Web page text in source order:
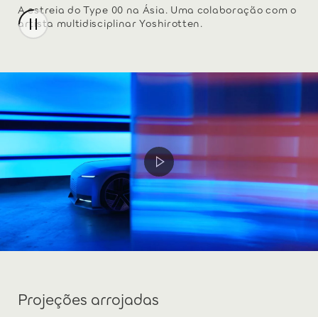
A estreia do Type 00 na Ásia. Uma colaboração com o
artista multidisciplinar Yoshirotten.
Projeções arrojadas